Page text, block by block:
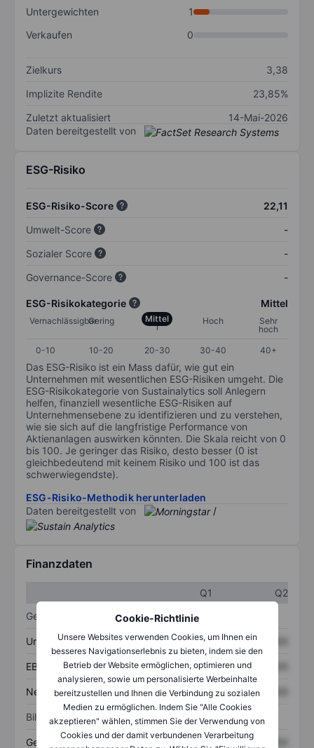
Cookie-Richtlinie
Unsere Websites verwenden Cookies, um Ihnen ein
besseres Navigationserlebnis zu bieten, indem sie den
Betrieb der Website ermöglichen, optimieren und
analysieren, sowie um personalisierte Werbeinhalte
bereitzustellen und Ihnen die Verbindung zu sozialen
Medien zu ermöglichen. Indem Sie "Alle Cookies
akzeptieren" wählen, stimmen Sie der Verwendung von
Cookies und der damit verbundenen Verarbeitung
Untergewichten
1
Verkaufen
0
Zielkurs
3,38
Implizite Rendite
23,85%
Zuletzt aktualisiert
14-Mai-2026
Daten bereitgestellt von
ESG-Risiko
ESG-Risiko-Score
22,11
Umwelt-Score
-
Sozialer Score
-
Governance-Score
-
ESG-Risikokategorie Mittel
VernachlässigbarGering Mittel Hoch
Sehr
hoch
0-10
10-20 20-30 30-40 40+
Das ESG-Risiko ist ein Mass dafür, wie gut ein
Unternehmen mit wesentlichen ESG-Risiken umgeht. Die
ESG-Risikokategorie von Sustainalytics soll Anlegern
helfen, finanziell wesentliche ESG-Risiken auf
Unternehmensebene zu identifizieren und zu verstehen,
wie sie sich auf die langfristige Performance von
Aktienanlagen auswirken könnten. Die Skala reicht von 0
bis 100. Je geringer das Risiko, desto besser (0 ist
gleichbedeutend mit keinem Risiko und 100 ist das
schwerwiegendste).
ESG-Risiko-Methodik herunterladen
Daten bereitgestellt von
/
Finanzdaten
Q1
Q2
Gewinn- und Verlustrechnung
Umsatz XXXXXXX XXXXXXX
EBITDA XXXXXXX XXXXXXX
Nettoeinkommen XXXXXXX XXXXXXX
Bilanz
Gesamtvermögen XXXXXXX XXXXXXX